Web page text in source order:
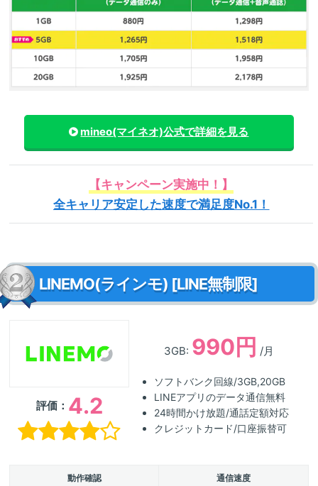
mineo(マイネオ)公式で詳細を見る
【キャンペーン実施中！】
全キャリア安定した速度で満足度No.1！
LINEMO(ラインモ) [LINE無制限]
評価： 4.2
3GB: 990円 /月
ソフトバンク回線/3GB,20GB
LINEアプリのデータ通信無料
24時間かけ放題/通話定額対応
クレジットカード/口座振替可
動作確認 通信速度